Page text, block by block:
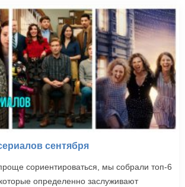
сентября
сориентироваться, мы собрали топ-6
определенно заслуживают